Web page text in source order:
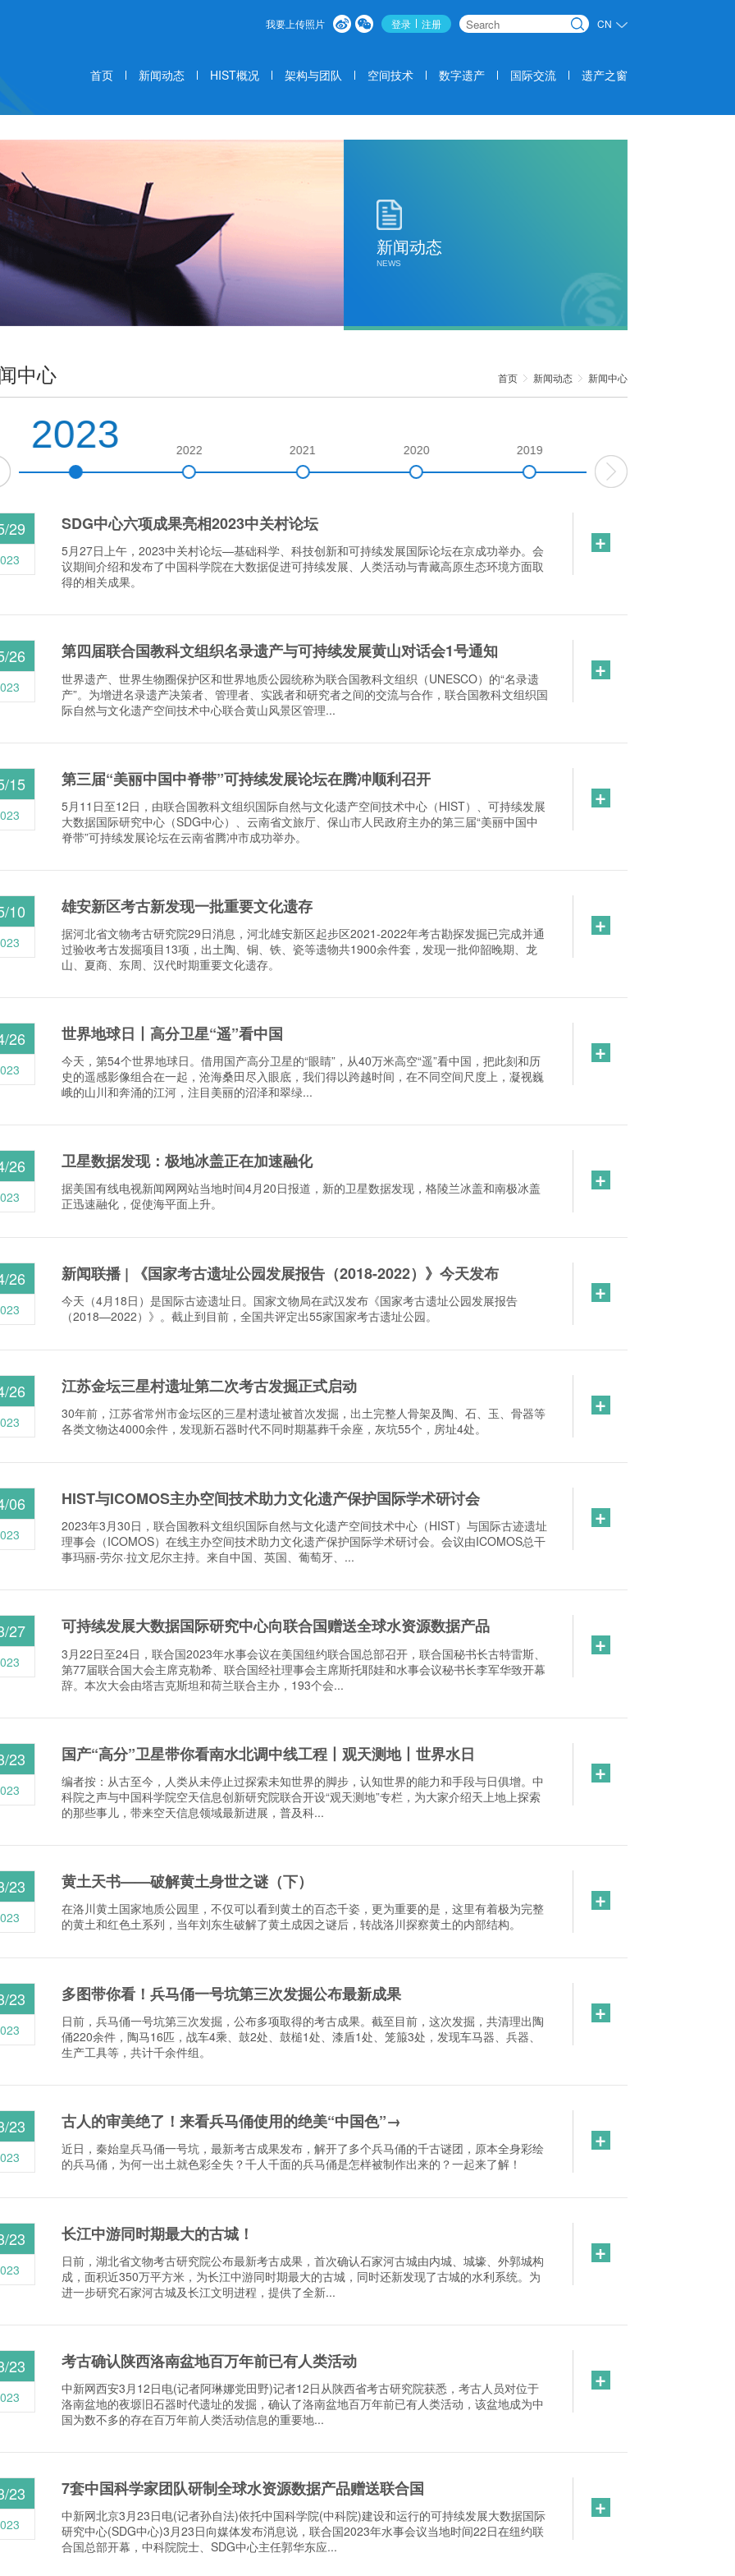
我要上传照片 登录 注册 CN
首页 新闻动态 HIST概况 架构与团队 空间技术 数字遗产 国际交流 遗产之窗
新闻动态
NEWS
中心 首页 新闻动态 新闻中心
2023 2022 2021 2020 2019
SDG中心六项成果亮相2023中关村论坛
5月27日上午，2023中关村论坛—基础科学、科技创新和可持续发展国际论坛在京成功举办。会
议期间介绍和发布了中国科学院在大数据促进可持续发展、人类活动与青藏高原生态环境方面取
得的相关成果。
29 +
第四届联合国教科文组织名录遗产与可持续发展黄山对话会1号通知
世界遗产、世界生物圈保护区和世界地质公园统称为联合国教科文组织（UNESCO）的“名录遗
产”。为增进名录遗产决策者、管理者、实践者和研究者之间的交流与合作，联合国教科文组织国
际自然与文化遗产空间技术中心联合黄山风景区管理...
26 +
第三届“美丽中国中脊带”可持续发展论坛在腾冲顺利召开
5月11日至12日，由联合国教科文组织国际自然与文化遗产空间技术中心（HIST）、可持续发展
大数据国际研究中心（SDG中心）、云南省文旅厅、保山市人民政府主办的第三届“美丽中国中
脊带”可持续发展论坛在云南省腾冲市成功举办。
15 +
雄安新区考古新发现一批重要文化遗存
据河北省文物考古研究院29日消息，河北雄安新区起步区2021-2022年考古勘探发掘已完成并通
过验收考古发掘项目13项，出土陶、铜、铁、瓷等遗物共1900余件套，发现一批仰韶晚期、龙
山、夏商、东周、汉代时期重要文化遗存。
10 +
世界地球日丨高分卫星“遥”看中国
今天，第54个世界地球日。借用国产高分卫星的“眼睛”，从40万米高空“遥”看中国，把此刻和历
史的遥感影像组合在一起，沧海桑田尽入眼底，我们得以跨越时间，在不同空间尺度上，凝视巍
峨的山川和奔涌的江河，注目美丽的沼泽和翠绿...
26 +
卫星数据发现：极地冰盖正在加速融化
据美国有线电视新闻网网站当地时间4月20日报道，新的卫星数据发现，格陵兰冰盖和南极冰盖
正迅速融化，促使海平面上升。
26 +
新闻联播 | 《国家考古遗址公园发展报告（2018-2022）》今天发布
今天（4月18日）是国际古迹遗址日。国家文物局在武汉发布《国家考古遗址公园发展报告
（2018—2022）》。截止到目前，全国共评定出55家国家考古遗址公园。
26 +
江苏金坛三星村遗址第二次考古发掘正式启动
30年前，江苏省常州市金坛区的三星村遗址被首次发掘，出土完整人骨架及陶、石、玉、骨器等
各类文物达4000余件，发现新石器时代不同时期墓葬千余座，灰坑55个，房址4处。
26 +
HIST与ICOMOS主办空间技术助力文化遗产保护国际学术研讨会
2023年3月30日，联合国教科文组织国际自然与文化遗产空间技术中心（HIST）与国际古迹遗址
理事会（ICOMOS）在线主办空间技术助力文化遗产保护国际学术研讨会。会议由ICOMOS总干
事玛丽-劳尔·拉文尼尔主持。来自中国、英国、葡萄牙、...
06 +
可持续发展大数据国际研究中心向联合国赠送全球水资源数据产品
3月22日至24日，联合国2023年水事会议在美国纽约联合国总部召开，联合国秘书长古特雷斯、
第77届联合国大会主席克勒希、联合国经社理事会主席斯托耶娃和水事会议秘书长李军华致开幕
辞。本次大会由塔吉克斯坦和荷兰联合主办，193个会...
27 +
国产“高分”卫星带你看南水北调中线工程丨观天测地丨世界水日
编者按：从古至今，人类从未停止过探索未知世界的脚步，认知世界的能力和手段与日俱增。中
科院之声与中国科学院空天信息创新研究院联合开设“观天测地”专栏，为大家介绍天上地上探索
的那些事儿，带来空天信息领域最新进展，普及科...
23 +
黄土天书——破解黄土身世之谜（下）
在洛川黄土国家地质公园里，不仅可以看到黄土的百态千姿，更为重要的是，这里有着极为完整
的黄土和红色土系列，当年刘东生破解了黄土成因之谜后，转战洛川探察黄土的内部结构。
23 +
多图带你看！兵马俑一号坑第三次发掘公布最新成果
日前，兵马俑一号坑第三次发掘，公布多项取得的考古成果。截至目前，这次发掘，共清理出陶
俑220余件，陶马16匹，战车4乘、鼓2处、鼓槌1处、漆盾1处、笼箙3处，发现车马器、兵器、
生产工具等，共计千余件组。
23 +
古人的审美绝了！来看兵马俑使用的绝美“中国色”→
近日，秦始皇兵马俑一号坑，最新考古成果发布，解开了多个兵马俑的千古谜团，原本全身彩绘
的兵马俑，为何一出土就色彩全失？千人千面的兵马俑是怎样被制作出来的？一起来了解！
23 +
长江中游同时期最大的古城！
日前，湖北省文物考古研究院公布最新考古成果，首次确认石家河古城由内城、城壕、外郭城构
成，面积近350万平方米，为长江中游同时期最大的古城，同时还新发现了古城的水利系统。为
进一步研究石家河古城及长江文明进程，提供了全新...
23 +
考古确认陕西洛南盆地百万年前已有人类活动
中新网西安3月12日电(记者阿琳娜党田野)记者12日从陕西省考古研究院获悉，考古人员对位于
洛南盆地的夜塬旧石器时代遗址的发掘，确认了洛南盆地百万年前已有人类活动，该盆地成为中
国为数不多的存在百万年前人类活动信息的重要地...
23 +
7套中国科学家团队研制全球水资源数据产品赠送联合国
中新网北京3月23日电(记者孙自法)依托中国科学院(中科院)建设和运行的可持续发展大数据国际
研究中心(SDG中心)3月23日向媒体发布消息说，联合国2023年水事会议当地时间22日在纽约联
合国总部开幕，中科院院士、SDG中心主任郭华东应...
23 +